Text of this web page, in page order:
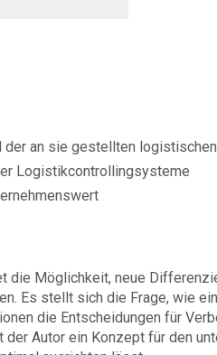
der an sie gestellten
Logistikcontrollingsysteme
die Möglichkeit, neue
Es stellt sich die Frage, wie
die Entscheidungen für
Autor ein Konzept für den